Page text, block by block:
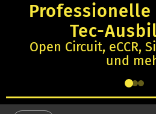
Professionelle
Tec-
Open Circuit, eCCR,
und